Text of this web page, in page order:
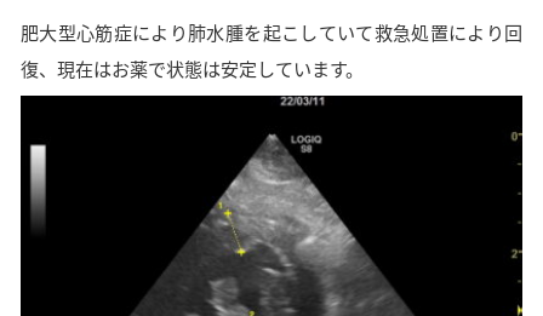
肥大型心筋症により肺水腫を起こしていて救急処置により回
復、現在はお薬で状態は安定しています。